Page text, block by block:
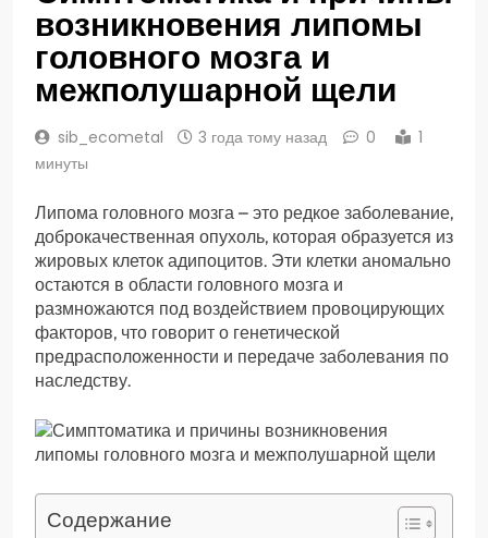
возникновения липомы
головного мозга и
межполушарной щели
sib_ecometal 3 года тому назад 0
1
минуты
Липома головного мозга – это редкое заболевание,
доброкачественная опухоль, которая образуется из
жировых клеток адипоцитов. Эти клетки аномально
остаются в области головного мозга и
размножаются под воздействием провоцирующих
факторов, что говорит о генетической
предрасположенности и передаче заболевания по
наследству.
Содержание